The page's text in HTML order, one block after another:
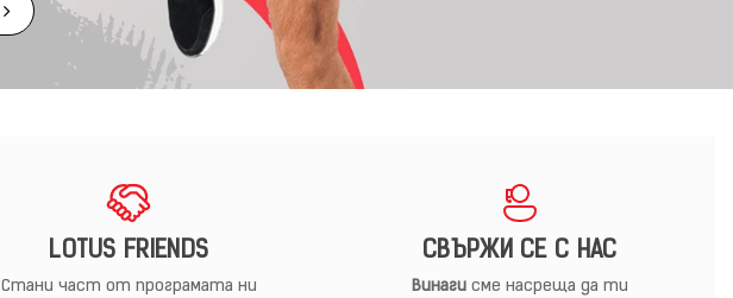
LOTUS FRIENDS
Стани част от програмата ни
СВЪРЖИ СЕ С НАС
Винагисме насреща да ти